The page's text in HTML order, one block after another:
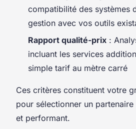
compatibilité des systèmes
gestion avec vos outils
Rapport qualité-prix :
incluant les services
simple tarif au mètre carré
Ces critères constituent votre
pour sélectionner un
et performant.